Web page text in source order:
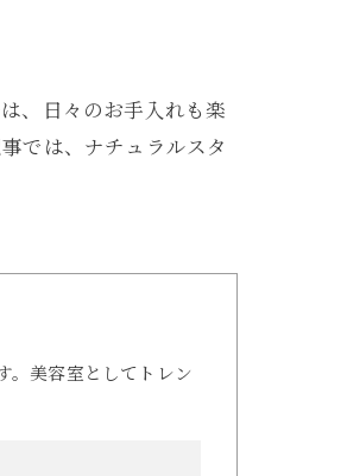
、日々のお手入れも楽
では、ナチュラルスタ
。美容室としてトレン